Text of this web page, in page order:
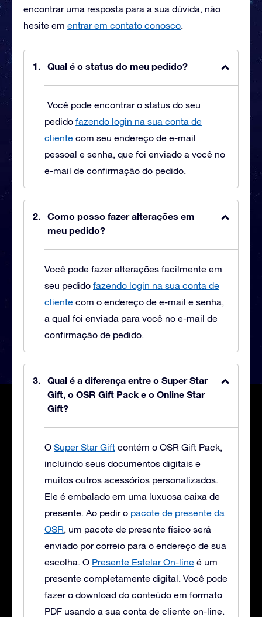
encontrar uma resposta para a sua dúvida, não
hesite em entrar em contato conosco.
Qual é o status do meu pedido?
Você pode encontrar o status do seu
pedido fazendo login na sua conta de
cliente com seu endereço de e-mail
pessoal e senha, que foi enviado a você no
e-mail de confirmação do pedido.
Como posso fazer alterações em
meu pedido?
Você pode fazer alterações facilmente em
seu pedido fazendo login na sua conta de
cliente com o endereço de e-mail e senha,
a qual foi enviada para você no e-mail de
confirmação de pedido.
Qual é a diferença entre o Super Star
Gift, o OSR Gift Pack e o Online Star
Gift?
O Super Star Gift contém o OSR Gift Pack,
incluindo seus documentos digitais e
muitos outros acessórios personalizados.
Ele é embalado em uma luxuosa caixa de
presente. Ao pedir o pacote de presente da
OSR, um pacote de presente físico será
enviado por correio para o endereço de sua
escolha. O Presente Estelar On-line é um
presente completamente digital. Você pode
fazer o download do conteúdo em formato
PDF usando a sua conta de cliente on-line.